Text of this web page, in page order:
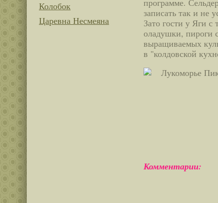
программе.
записать так и не
Зато гости у Яги с
оладушки, пироги
выращиваемых
в "колдовской
Комментарии:
Колобок
Царевна Несмеяна